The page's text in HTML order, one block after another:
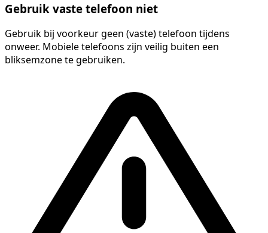
Gebruik vaste telefoon niet
Gebruik bij voorkeur geen (vaste) telefoon tijdens
onweer. Mobiele telefoons zijn veilig buiten een
bliksemzone te gebruiken.